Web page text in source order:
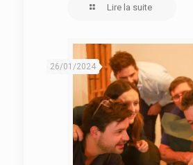
Lire la suite
26/01/2024